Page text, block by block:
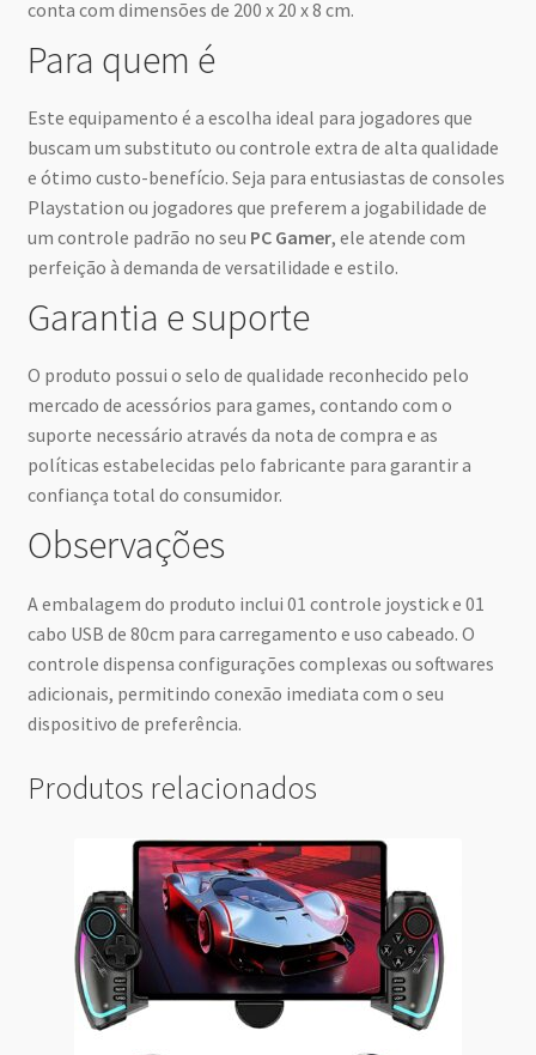
conta com dimensões de 200 x 20 x 8 cm.
Para quem é
Este equipamento é a escolha ideal para jogadores que
buscam um substituto ou controle extra de alta qualidade
e ótimo custo-benefício. Seja para entusiastas de consoles
Playstation ou jogadores que preferem a jogabilidade de
um controle padrão no seu PC Gamer, ele atende com
perfeição à demanda de versatilidade e estilo.
Garantia e suporte
O produto possui o selo de qualidade reconhecido pelo
mercado de acessórios para games, contando com o
suporte necessário através da nota de compra e as
políticas estabelecidas pelo fabricante para garantir a
confiança total do consumidor.
Observações
A embalagem do produto inclui 01 controle joystick e 01
cabo USB de 80cm para carregamento e uso cabeado. O
controle dispensa configurações complexas ou softwares
adicionais, permitindo conexão imediata com o seu
dispositivo de preferência.
Produtos relacionados